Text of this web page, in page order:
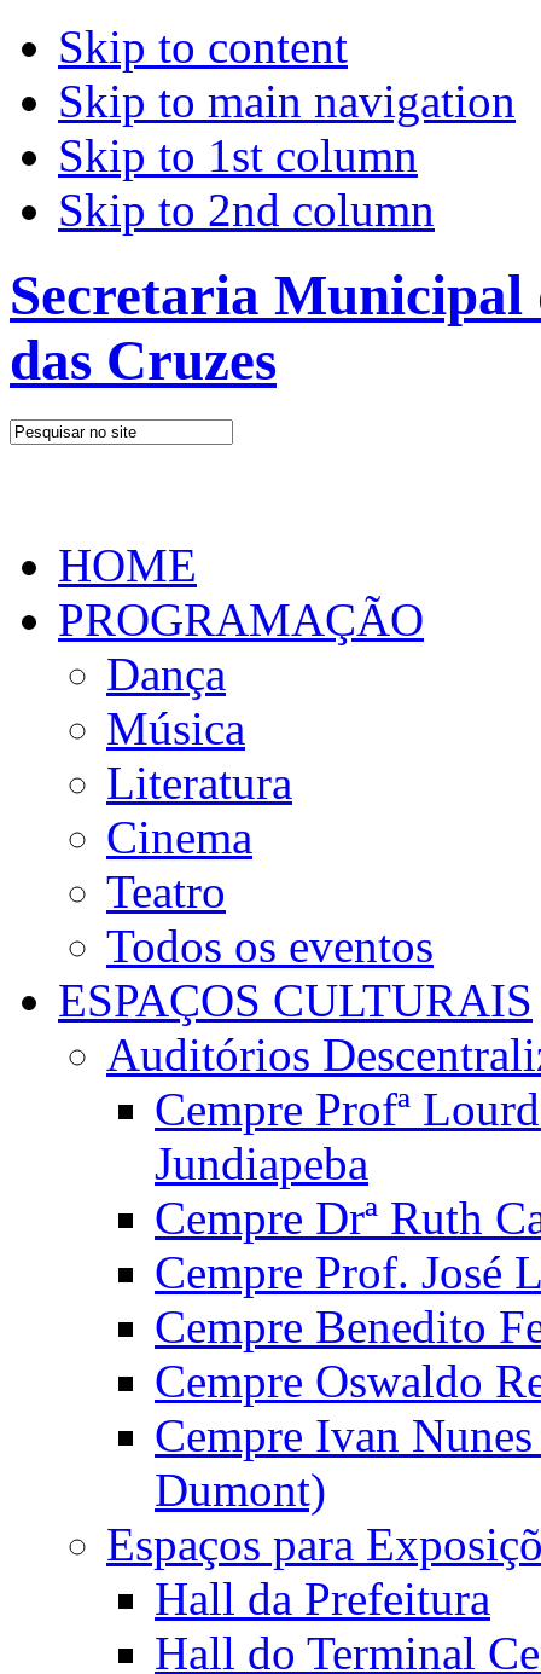
Skip to content
Skip to main navigation
Skip to 1st column
Skip to 2nd column
Secretaria
das Cruzes
HOME
PROGRAMAÇÃO
Dança
Música
Literatura
Cinema
Teatro
Todos os eventos
ESPAÇOS CULTURAIS
Auditórios
Cempre Profª
Jundiapeba
Cempre Drª Ruth
Cempre Prof. José
Cempre Benedito
Cempre Oswaldo
Cempre Ivan
Dumont)
Espaços para
Hall da Prefeitura
Hall do Terminal